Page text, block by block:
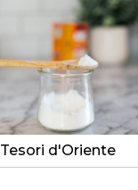
Tesori d'Oriente